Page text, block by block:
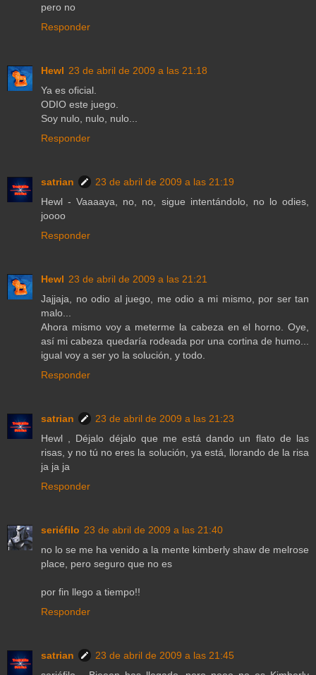
pero no
Responder
Hewl 23 de abril de 2009 a las 21:18
Ya es oficial.
ODIO este juego.
Soy nulo, nulo, nulo...
Responder
satrian
23 de abril de 2009 a las 21:19
Hewl - Vaaaaya, no, no, sigue intentándolo, no lo odies,
joooo
Responder
Hewl 23 de abril de 2009 a las 21:21
Jajjaja, no odio al juego, me odio a mi mismo, por ser tan
malo...
Ahora mismo voy a meterme la cabeza en el horno. Oye,
así mi cabeza quedaría rodeada por una cortina de humo...
igual voy a ser yo la solución, y todo.
Responder
satrian
23 de abril de 2009 a las 21:23
Hewl , Déjalo déjalo que me está dando un flato de las
risas, y no tú no eres la solución, ya está, llorando de la risa
ja ja ja
Responder
seriéfilo 23 de abril de 2009 a las 21:40
no lo se me ha venido a la mente kimberly shaw de melrose
place, pero seguro que no es
por fin llego a tiempo!!
Responder
satrian
23 de abril de 2009 a las 21:45